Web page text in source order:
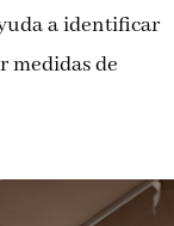
a identificar
medidas de